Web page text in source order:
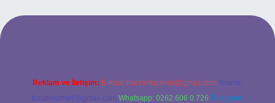
Reklam ve İletişim: E-mail: backlinkpaneli@gmail.com Teams:
forumhizmeti@gmail.com Whatsapp: 0262 606 0 726 Telegram: